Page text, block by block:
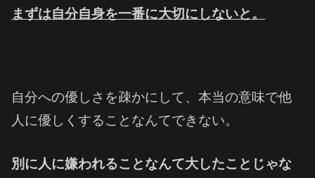
まずは自分自身を一番に大切にしないと。
自分への優しさを疎かにして、 本当の意味で他
人に優しくすることなんてできない。
別に人に嫌われることなんて大したことじゃな